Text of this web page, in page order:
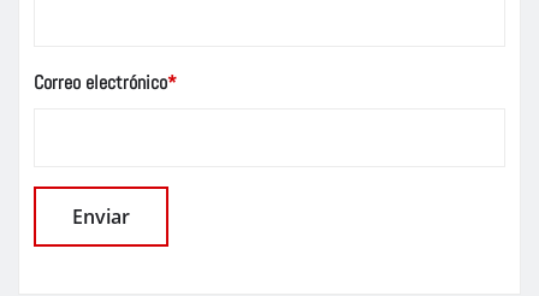
Correo electrónico*